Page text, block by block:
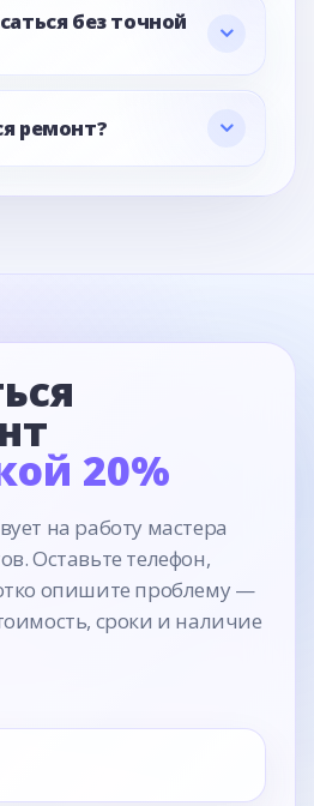
без точной
ремонт?
20%
на работу мастера
Оставьте телефон,
опишите проблему —
сроки и наличие